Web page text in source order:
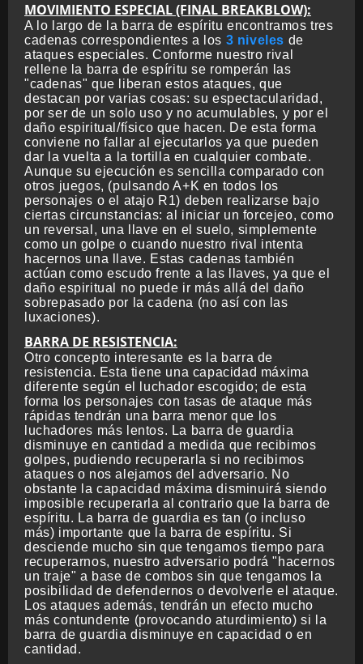
MOVIMIENTO ESPECIAL (FINAL BREAKBLOW):
A lo largo de la barra de espíritu encontramos tres
cadenas correspondientes a los 3 niveles de
ataques especiales. Conforme nuestro rival
rellene la barra de espíritu se romperán las
"cadenas" que liberan estos ataques, que
destacan por varias cosas: su espectacularidad,
por ser de un solo uso y no acumulables, y por el
daño espiritual/físico que hacen. De esta forma
conviene no fallar al ejecutarlos ya que pueden
dar la vuelta a la tortilla en cualquier combate.
Aunque su ejecución es sencilla comparado con
otros juegos, (pulsando A+K en todos los
personajes o el atajo R1) deben realizarse bajo
ciertas circunstancias: al iniciar un forcejeo, como
un reversal, una llave en el suelo, simplemente
como un golpe o cuando nuestro rival intenta
hacernos una llave. Estas cadenas también
actúan como escudo frente a las llaves, ya que el
daño espiritual no puede ir más allá del daño
sobrepasado por la cadena (no así con las
luxaciones).
BARRA DE RESISTENCIA:
Otro concepto interesante es la barra de
resistencia. Esta tiene una capacidad máxima
diferente según el luchador escogido; de esta
forma los personajes con tasas de ataque más
rápidas tendrán una barra menor que los
luchadores más lentos. La barra de guardia
disminuye en cantidad a medida que recibimos
golpes, pudiendo recuperarla si no recibimos
ataques o nos alejamos del adversario. No
obstante la capacidad máxima disminuirá siendo
imposible recuperarla al contrario que la barra de
espíritu. La barra de guardia es tan (o incluso
más) importante que la barra de espíritu. Si
desciende mucho sin que tengamos tiempo para
recuperarnos, nuestro adversario podrá "hacernos
un traje" a base de combos sin que tengamos la
posibilidad de defendernos o devolverle el ataque.
Los ataques además, tendrán un efecto mucho
más contundente (provocando aturdimiento) si la
barra de guardia disminuye en capacidad o en
cantidad.